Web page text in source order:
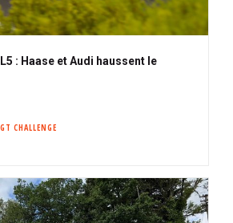
: Haase et Audi haussent le
CHALLENGE